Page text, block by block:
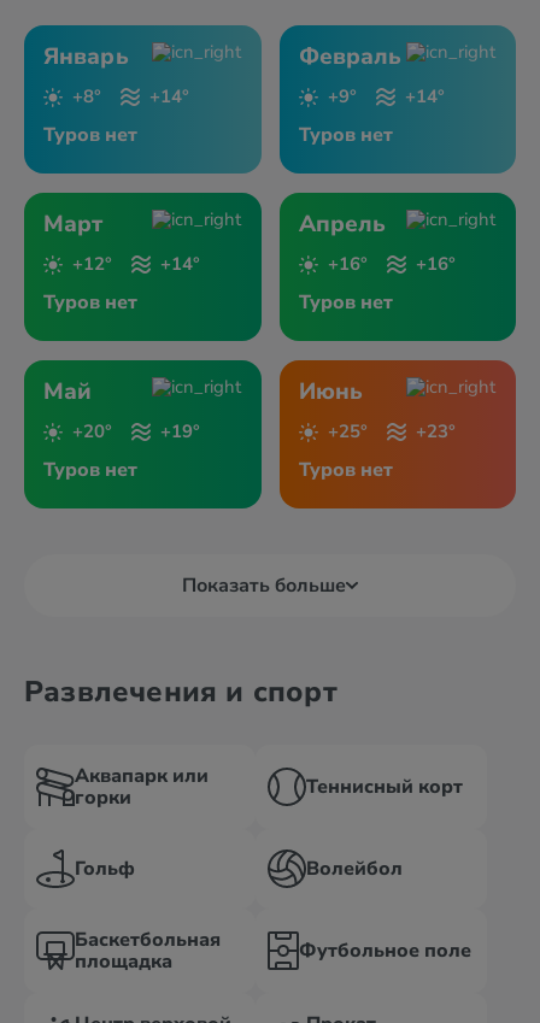
Январь
+8° +14°
Туров нет
Февраль
+9° +14°
Туров нет
Март
+12° +14°
Туров нет
Апрель
+16° +16°
Туров нет
Май
+20° +19°
Туров нет
Июнь
+25° +23°
Туров нет
Показать больше
Развлечения и спорт
Аквапарк или
горки
Теннисный корт
Гольф Волейбол
Баскетбольная
площадка
Футбольное поле